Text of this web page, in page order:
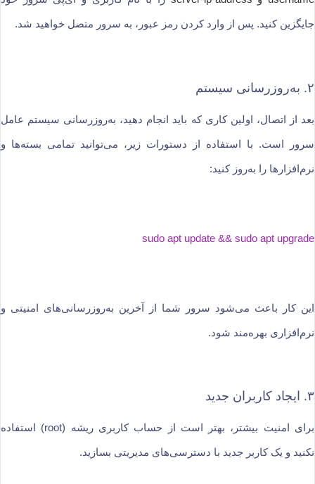
جایگزین کنید. پس از وارد کردن رمز عبور، به سرور متصل خواهید شد.
۲. به‌روزرسانی سیستم
بعد از اتصال، اولین کاری که باید انجام دهید، به‌روزرسانی سیستم عامل
سرور است. با استفاده از دستورات زیر، می‌توانید تمامی بسته‌ها و
نرم‌افزارها را به‌روز کنید:
sudo apt update && sudo apt upgrade
این کار باعث می‌شود سرور شما از آخرین به‌روزرسانی‌های امنیتی و
نرم‌افزاری بهره‌مند شود.
۳. ایجاد کاربران جدید
برای امنیت بیشتر، بهتر است از حساب کاربری ریشه (root) استفاده
نکنید و یک کاربر جدید با دسترسی‌های مدیریتی بسازید.